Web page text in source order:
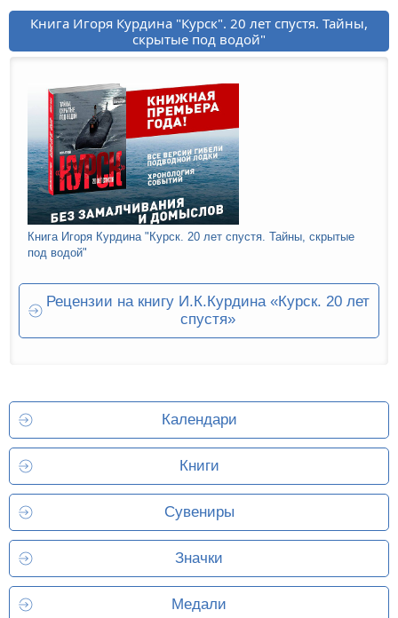
Книга Игоря Курдина "Курск". 20 лет спустя. Тайны,
скрытые под водой"
Книга Игоря Курдина "Курск. 20 лет спустя. Тайны, скрытые
под водой"
Рецензии на книгу И.К.Курдина «Курск. 20 лет
спустя»
Календари
Книги
Сувениры
Значки
Медали